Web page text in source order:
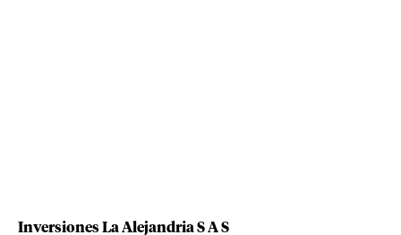
Inversiones La Alejandria S A S